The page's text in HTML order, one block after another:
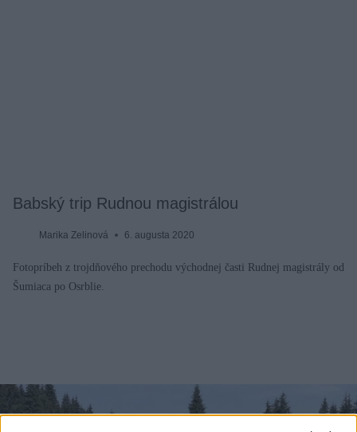
Babský trip Rudnou magistrálou
Marika Zelinová 6. augusta 2020
Fotopríbeh z trojdňového prechodu východnej časti Rudnej magistrály od
Šumiaca po Osrblie.